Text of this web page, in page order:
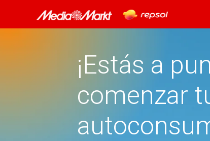
¡Estás a
comenzar